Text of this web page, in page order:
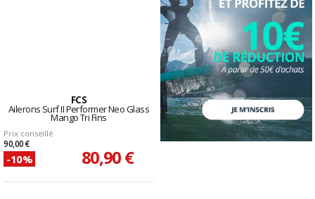
FCS
Ailerons Surf II Performer Neo Glass
Mango Tri Fins
Prix conseillé
90,00 €
-10% 80,90 €